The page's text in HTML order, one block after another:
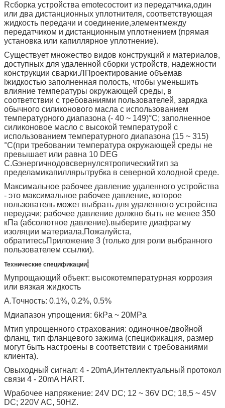
Rсборка устройства emoteсостоит из передатчика,один
или два дистанционных уплотнителя, соответствующая
жидкость передачи и соединение,элементмежду
передатчиком и дистанционным уплотнением (прямая
установка или капиллярное уплотнение).
Существует множество видов конструкций и материалов,
доступных для удаленной сборки устройств, надежности
конструкции сварки.Л Проектирование объемав
жидкостью заполненная полость, чтобы уменьшить
влияние температуры окружающей среды, в
соответствии с требованиями пользователей, зарядка
обычного силиконового масла с использованием
температурного диапазона (- 40 ~ 149)°C; заполненное
силиконовое масло с высокой температурой с
использованием температурного диапазона (15 ~ 315)
°C(при требовании температура окружающей среды не
превышает или равна 10 DEG
C.Gэнергичнодовсвернулсятропическийтип за
пределамикапиллярытрубка в северной холодной среде.
Максимальное рабочее давление удаленного устройства
- это максимальное рабочее давление, которое
пользователь может выбрать для удаленного устройства
передачи; рабочее давление должно быть не менее 350
кПа (абсолютное давление).выберите диафрагму
изоляции материала,Пожалуйста,
обратитесьПриложение 3 (только для роли выбранного
пользователем ссылки).
Технические спецификации:
Мупрощающий объект: высокотемпературная коррозия
или вязкая жидкость
А.Точность: 0.1%, 0.2%, 0.5%
Мдиапазон упрощения: 6kPa ~ 20MPa
Мтип упрощенного страхования: одиночное/двойной
фланц, тип фланцевого зажима (спецификация, размер
могут быть настроены в соответствии с требованиями
клиента).
Овыходный сигнал: 4 - 20mA,Интеллектуальный протокол
связи 4 - 20mA HART.
Wрабочее напряжение: 24V DC; 12 ~ 36V DC; 18,5 ~ 45V
DC; 220V AC, 50HZ.